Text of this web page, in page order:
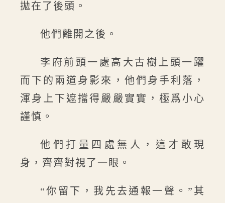
拋在了後頭。
他們離開之後。
李府前頭一處高大古樹上頭一躍
而下的兩道身影來，他們身手利落，
渾身上下遮擋得嚴嚴實實，極爲小心
謹慎。
他們打量四處無人，這才敢現
身，齊齊對視了一眼。
“你留下，我先去通報一聲。”其